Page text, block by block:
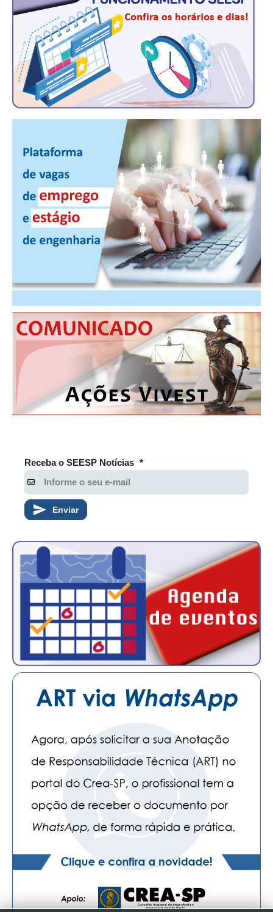
SEESP NOTÍCIAS
NOTÍCIAS NO WHATSAPP
FOTOS
PUBLICAÇÕES
PUBLICIDADE
RELEASES
CONTATO
CADASTRO
ASSOCIE-SE
ATUALIZAÇÃO CADASTRAL
NÚCLEO JOVEM
Receba o SEESP Notícias *
Enviar